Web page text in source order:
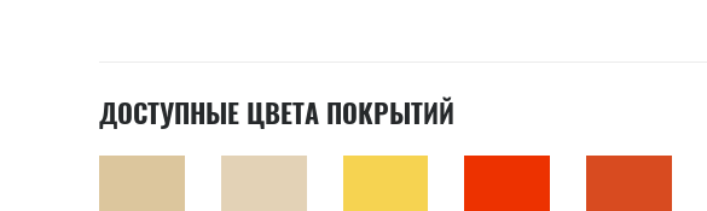
ДОСТУПНЫЕ ЦВЕТА ПОКРЫТИЙ